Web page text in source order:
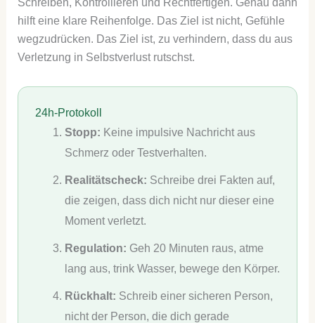
hilft eine klare Reihenfolge. Das Ziel ist nicht, Gefühle
wegzudrücken. Das Ziel ist, zu verhindern, dass du aus
Verletzung in Selbstverlust rutschst.
24h-Protokoll
Stopp: Keine impulsive Nachricht aus
Schmerz oder Testverhalten.
Realitätscheck: Schreibe drei Fakten auf,
die zeigen, dass dich nicht nur dieser eine
Moment verletzt.
Regulation: Geh 20 Minuten raus, atme
lang aus, trink Wasser, bewege den Körper.
Rückhalt: Schreib einer sicheren Person,
nicht der Person, die dich gerade